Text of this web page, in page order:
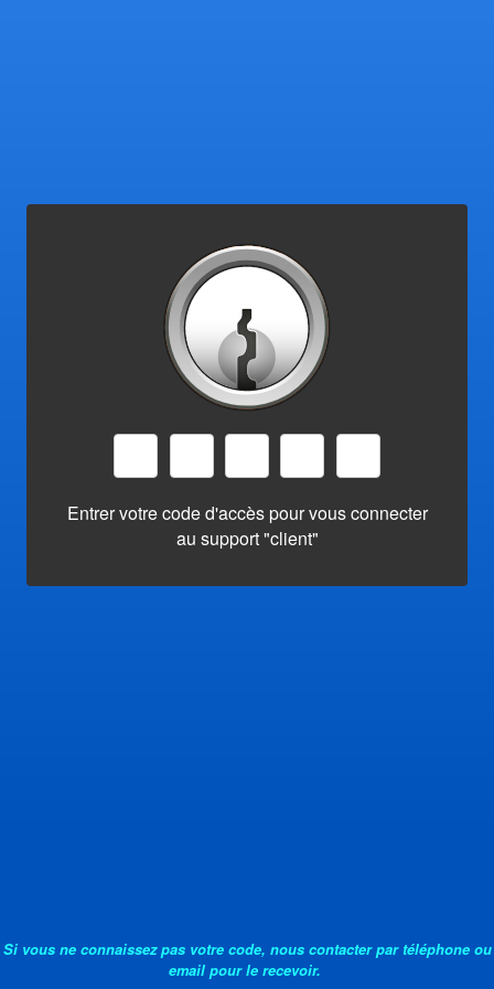
Entrer votre code d'accès pour vous connecter
au support "client"
Si vous ne connaissez pas votre code, nous contacter par téléphone ou
email pour le recevoir.